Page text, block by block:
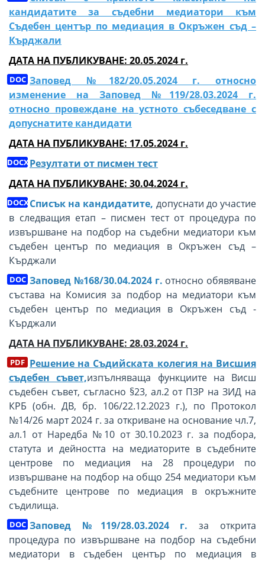
кандидатите за съдебни медиатори към
Съдебен център по медиация в Окръжен съд –
Кърджали
ДАТА НА ПУБЛИКУВАНЕ: 20.05.2024 г.
Заповед №182/20.05.2024 г. относно
изменение на Заповед №119/28.03.2024 г.
относно провеждане на устното събеседване с
допуснатите кандидати
ДАТА НА ПУБЛИКУВАНЕ: 17.05.2024 г.
Резултати от писмен тест
ДАТА НА ПУБЛИКУВАНЕ: 30.04.2024 г.
Списък на кандидатите, допуснати до участие
в следващия етап – писмен тест от процедура по
извършване на подбор на съдебни медиатори към
съдебен център по медиация в Окръжен съд –
Кърджали
Заповед №168/30.04.2024 г. относно обявяване
състава на Комисия за подбор на медиатори към
съдебен център по медиация в Окръжен съд -
Кърджали
ДАТА НА ПУБЛИКУВАНЕ: 28.03.2024 г.
Решение на Съдийската колегия на Висшия
съдебен съвет,изпълняваща функциите на Висш
съдебен съвет, съгласно §23, ал.2 от ПЗР на ЗИД на
КРБ (обн. ДВ, бр. 106/22.12.2023 г.), по Протокол
№14/26 март 2024 г. за откриване на основание чл.7,
ал.1 от Наредба №10 от 30.10.2023 г. за подбора,
статута и дейността на медиаторите в съдебните
центрове по медиация на 28 процедури по
извършване на подбор на общо 254 медиатори към
съдебните центрове по медиация в окръжните
съдилища.
Заповед №119/28.03.2024 г.за открита
процедура по извършване на подбор на съдебни
медиатори в съдебен център по медиация в